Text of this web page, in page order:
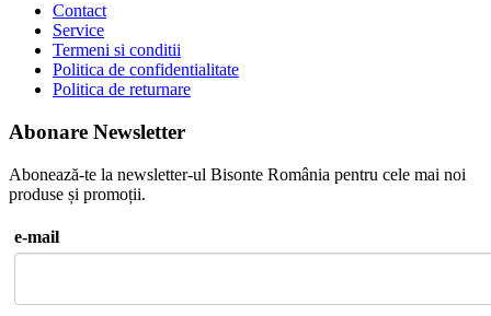
Contact
Service
Termeni si conditii
Politica de confidentialitate
Politica de returnare
Abonare Newsletter
Abonează-te la newsletter-ul Bisonte România pentru cele mai noi
produse și promoții.
e-mail